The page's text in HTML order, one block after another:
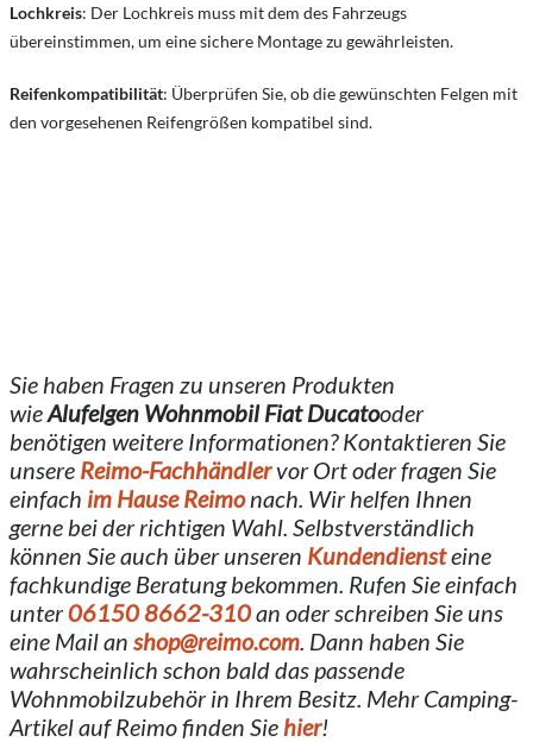
Lochkreis: Der Lochkreis muss mit dem des Fahrzeugs
übereinstimmen, um eine sichere Montage zu gewährleisten.
Reifenkompatibilität: Überprüfen Sie, ob die gewünschten Felgen mit
den vorgesehenen Reifengrößen kompatibel sind.
Sie haben Fragen zu unseren Produkten
wieAlufelgen Wohnmobil Fiat Ducatooder
benötigen weitere Informationen? Kontaktieren Sie
unsere Reimo-Fachhändlervor Ort oder fragen Sie
einfach im Hause Reimonach. Wir helfen Ihnen
gerne bei der richtigen Wahl. Selbstverständlich
können Sie auch über unseren Kundendiensteine
fachkundige Beratung bekommen. Rufen Sie einfach
unter06150 8662-310an oder schreiben Sie uns
eine Mail an shop@reimo.com. Dann haben Sie
wahrscheinlich schon bald das passende
Wohnmobilzubehör in Ihrem Besitz. Mehr Camping-
Artikel auf Reimo finden Sie hier!